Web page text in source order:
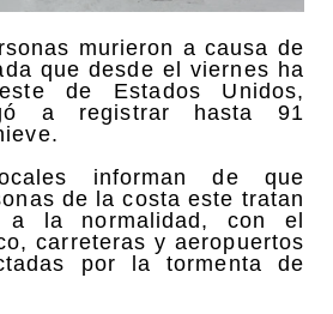
murieron a causa de
que desde el viernes ha
de Estados Unidos,
a registrar hasta 91
informan de que
de la costa este tratan
la normalidad, con el
carreteras y aeropuertos
por la tormenta de